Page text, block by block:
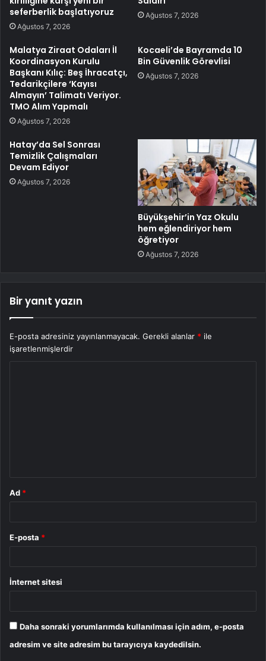
seferberlik başlatıyoruz
Ağustos 7, 2026
Ağustos 7, 2026
Malatya Ziraat Odaları İl
Koordinasyon Kurulu
Başkanı Kılıç: Beş İhracatçı,
Tedarikçilere ‘Kayısı
Almayın’ Talimatı Veriyor.
TMO Alım Yapmalı
Ağustos 7, 2026
Kocaeli’de Bayramda 10
Bin Güvenlik Görevlisi
Ağustos 7, 2026
Hatay’da Sel Sonrası
Temizlik Çalışmaları
Devam Ediyor
Ağustos 7, 2026
Büyükşehir’in Yaz Okulu
hem eğlendiriyor hem
öğretiyor
Ağustos 7, 2026
Bir yanıt yazın
E-posta adresiniz yayınlanmayacak. Gerekli alanlar * ile
işaretlenmişlerdir
Ad *
E-posta *
İnternet sitesi
Daha sonraki yorumlarımda kullanılması için adım, e-posta
adresim ve site adresim bu tarayıcıya kaydedilsin.